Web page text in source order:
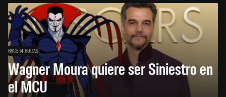
HACE 14 HORAS
Wagner Moura quiere ser Siniestro en
el MCU